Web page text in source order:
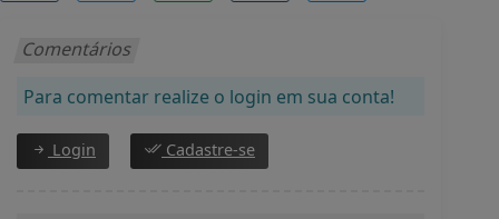
Comentários
Para comentar realize o login em sua conta!
Login Cadastre-se